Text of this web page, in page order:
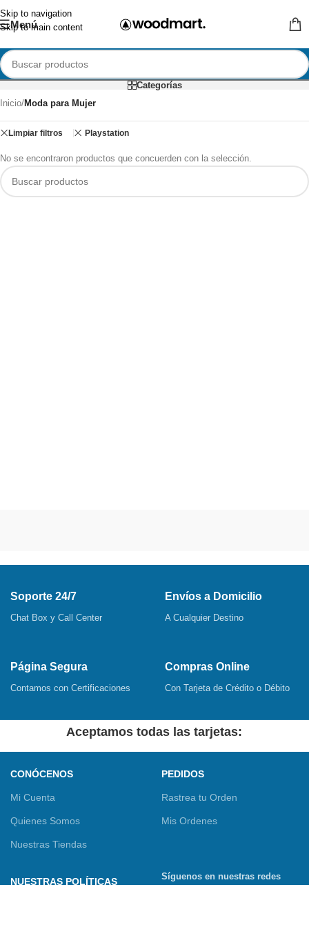
Skip to navigation
Skip to main content
Menú
Categorías
Inicio/Moda para Mujer
Limpiar filtros Playstation
No se encontraron productos que concuerden con la selección.
Soporte 24/7
Chat Box y Call Center
Envíos a Domicilio
A Cualquier Destino
Página Segura
Contamos con Certificaciones
Compras Online
Con Tarjeta de Crédito o Débito
Aceptamos todas las tarjetas:
CONÓCENOS
Mi Cuenta
Quienes Somos
Nuestras Tiendas
PEDIDOS
Rastrea tu Orden
Mis Ordenes
NUESTRAS POLÍTICAS
Síguenos en nuestras redes